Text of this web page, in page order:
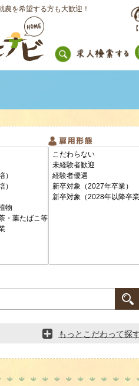
を希望する方も大歓迎！
もっとこだわって探